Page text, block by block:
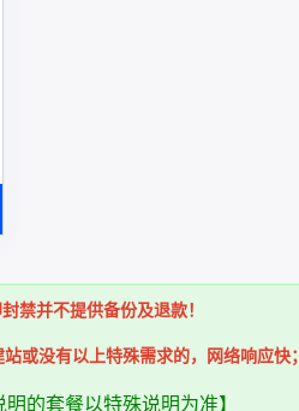
禁并不提供备份及退款！
没有以上特殊需求的，网络响应快；
的套餐以特殊说明为准】